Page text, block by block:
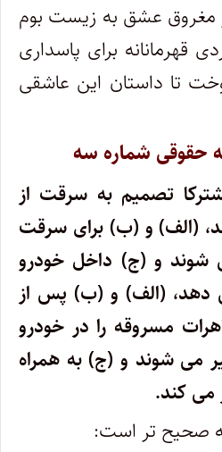
مغروق عشق به زیست بوم
قهرمانانه برای پاسداری
تا داستان این عاشقی
حقوقی شماره سه
تصمیم به سرقت از
(الف) و (ب) برای سرقت
شوند و (ج) داخل خودرو
دهد، (الف) و (ب) پس از
مسروقه را در خودرو
می شوند و (ج) به همراه
می کند.
صحیح تر است: